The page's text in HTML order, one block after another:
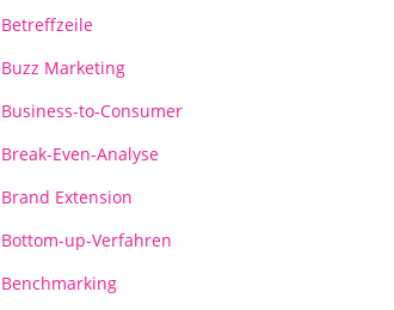
Betreffzeile
Buzz Marketing
Business-to-Consumer
Break-Even-Analyse
Brand Extension
Bottom-up-Verfahren
Benchmarking